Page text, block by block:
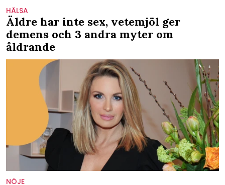
HÄLSA
Äldre har inte sex, vetemjöl ger
demens och 3 andra myter om
åldrande
NÖJE